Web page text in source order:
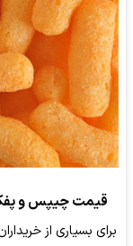
قیمت چیپس و